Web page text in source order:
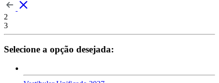
2
3
Selecione a opção desejada: